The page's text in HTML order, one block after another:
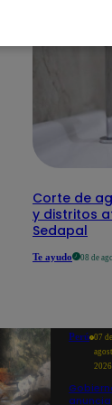
Corte de
y distritos
Sedapal
Te ayudo 08 de
Perú 07 de
2026
anuncia